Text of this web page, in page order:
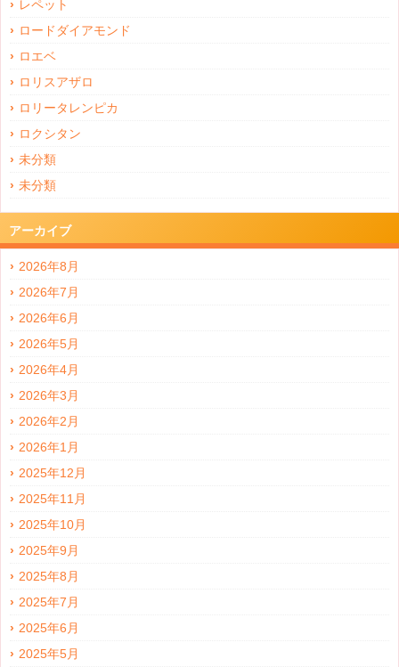
レペット
ロードダイアモンド
ロエベ
ロリスアザロ
ロリータレンピカ
ロクシタン
未分類
未分類
アーカイブ
2026年8月
2026年7月
2026年6月
2026年5月
2026年4月
2026年3月
2026年2月
2026年1月
2025年12月
2025年11月
2025年10月
2025年9月
2025年8月
2025年7月
2025年6月
2025年5月